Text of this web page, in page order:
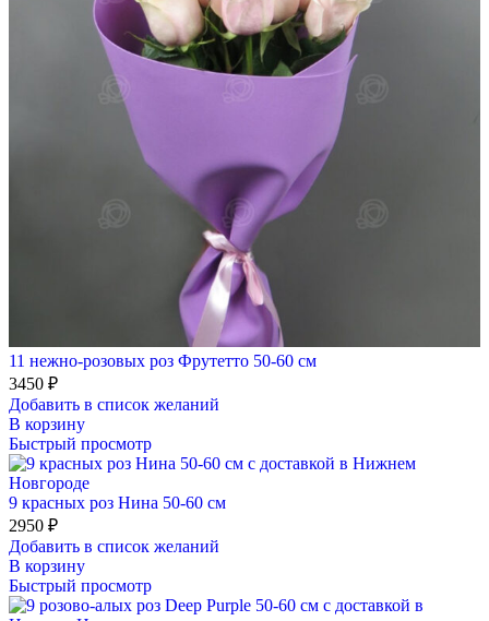
11 нежно-розовых роз Фрутетто 50-60 см
3450 ₽
Добавить в список желаний
В корзину
Быстрый просмотр
9 красных роз Нина 50-60 см
2950 ₽
Добавить в список желаний
В корзину
Быстрый просмотр